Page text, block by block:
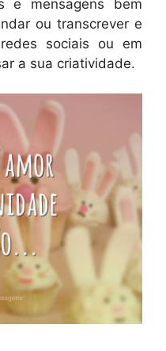
e mensagens bem
ou transcrever e
sociais ou em
a sua criatividade.